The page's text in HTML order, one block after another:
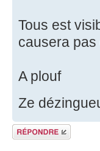
Tous est
causera pas
A plouf
Ze
Répondre